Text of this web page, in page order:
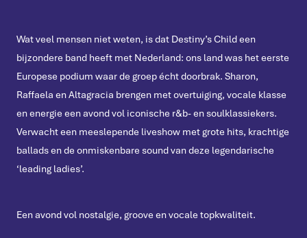
Wat veel mensen niet weten, is dat Destiny’s Child een
bijzondere band heeft met Nederland: ons land was het eerste
Europese podium waar de groep écht doorbrak. Sharon,
Raffaela en Altagracia brengen met overtuiging, vocale klasse
en energie een avond vol iconische r&b- en soulklassiekers.
Verwacht een meeslepende liveshow met grote hits, krachtige
ballads en de onmiskenbare sound van deze legendarische
‘leading ladies’.
Een avond vol nostalgie, groove en vocale topkwaliteit.